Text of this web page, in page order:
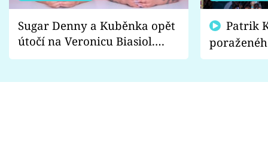
Sugar Denny a Kuběnka opět
útočí na Veronicu Biasiol.
Proč je podle nich falešná a
fanoušci